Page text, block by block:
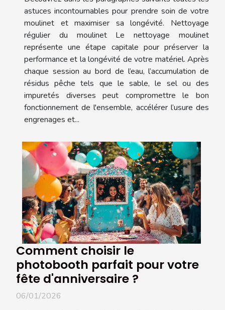
astuces incontournables pour prendre soin de votre
moulinet et maximiser sa longévité. Nettoyage
régulier du moulinet Le nettoyage moulinet
représente une étape capitale pour préserver la
performance et la longévité de votre matériel. Après
chaque session au bord de l’eau, l’accumulation de
résidus pêche tels que le sable, le sel ou des
impuretés diverses peut compromettre le bon
fonctionnement de l'ensemble, accélérer l’usure des
engrenages et...
Comment choisir le
photobooth parfait pour votre
fête d'anniversaire ?
06/01/2026